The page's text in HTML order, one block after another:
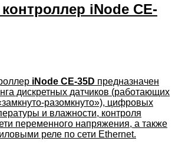
iNode CE-
iNode CE-35D предназначен
дискретных датчиков (работающих
разомкнуто»), цифровых
и влажности, контроля
переменного напряжения, а также
реле по сети Ethernet.